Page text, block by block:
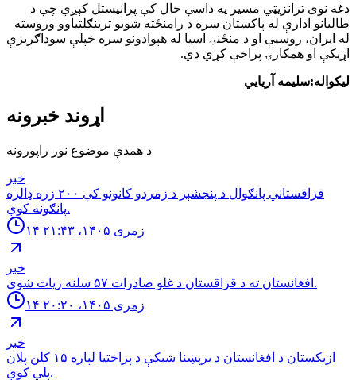
دغه نوی ترانزیټي مسیر په داسې حال کې پرانیستل کېږي چې د
طالبانو ادارې له پاکستان سره د رامنځته شویو ترینګلتیاوو وروسته
له ایران، روسیې او د منځنۍ اسیا له هېوادونو سره خپلې سوداګریزې
اړیکې او همکارۍ پراخې کړي دي.
لیکواله:سلیمه آریایي
اړوند خبرونه
د همدې موضوع نور راپورونه
خبر
قزاقستاني پانګوال د پنجشېر د زمردو كانونو كې ٢٠٠ زره ډالره
پانګونه كوي.
۱۴ زمری ۱۴۰۵، ۲۱:۴۳
خبر
افغانستان ته د قزاقستان د غلو صادرات ۵۷ سلنه زيات شوي.
۱۴ زمری ۱۴۰۵، ۲۰:۲۰
خبر
ازبكستان د افغانستان د برېښنا شبكې د پراختيا لپاره ۱۵ كلن پلان
پلي كوي.